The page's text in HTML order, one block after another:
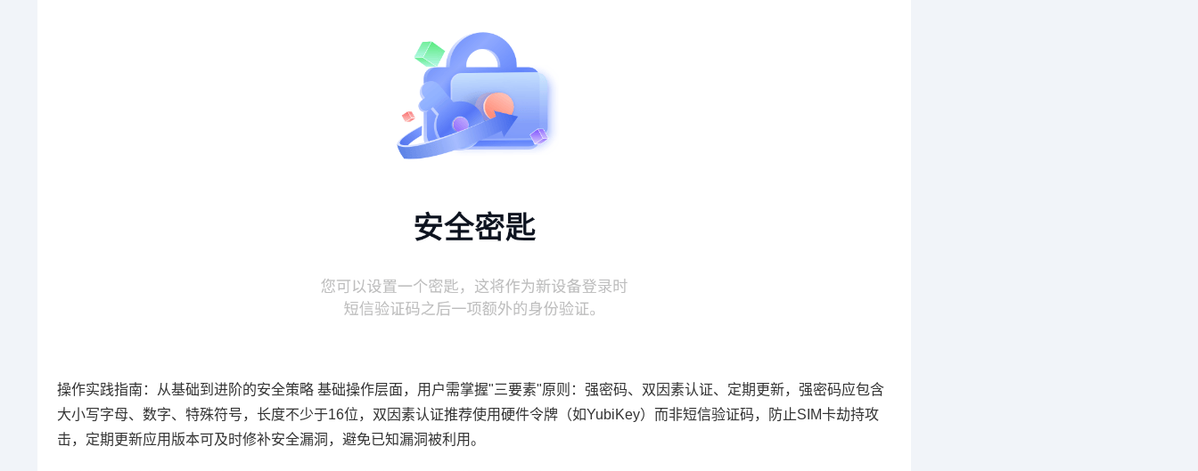
操作实践指南：从基础到进阶的安全策略 基础操作层面，用户需掌握"三要素"原则：强密码、双因素认证、定期更新，强密码应包含
大小写字母、数字、特殊符号，长度不少于16位，双因素认证推荐使用硬件令牌（如YubiKey）而非短信验证码，防止SIM卡劫持攻
击，定期更新应用版本可及时修补安全漏洞，避免已知漏洞被利用。